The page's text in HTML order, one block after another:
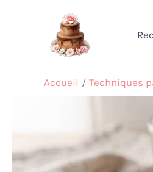
Accueil Techniques